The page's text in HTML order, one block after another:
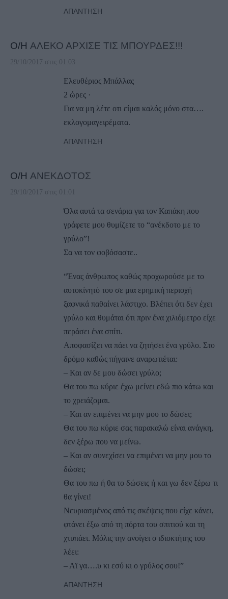
ΑΠΆΝΤΗΣΗ
Ο/Η ΑΛΕΚΟ ΑΡΧΙΣΕ ΤΙΣ ΜΠΟΥΡΔΕΣ!!!
29/10/2017 στις 01:03
Ελευθέριος Μπάλλας
2 ώρες ·
Για να μη λέτε οτι είμαι καλός μόνο στα….
εκλογομαγειρέματα.
ΑΠΆΝΤΗΣΗ
Ο/Η ΑΝΕΚΔΟΤΟΣ
29/10/2017 στις 01:01
Όλα αυτά τα σενάρια για τον Καπάκη που
γράφετε μου θυμίζετε το “ανέκδοτο με το
γρύλο”!
Σα να τον φοβόσαστε..
“Ένας άνθρωπος καθώς προχωρούσε με το
αυτοκίνητό του σε μια ερημική περιοχή
ξαφνικά παθαίνει λάστιχο. Βλέπει ότι δεν έχει
γρύλο και θυμάται ότι πριν ένα χιλιόμετρο είχε
περάσει ένα σπίτι.
Αποφασίζει να πάει να ζητήσει ένα γρύλο. Στο
δρόμο καθώς πήγαινε αναρωτιέται:
– Και αν δε μου δώσει γρύλο;
Θα του πω κύριε έχω μείνει εδώ πιο κάτω και
το χρειάζομαι.
– Και αν επιμένει να μην μου το δώσει;
Θα του πω κύριε σας παρακαλώ είναι ανάγκη,
δεν ξέρω που να μείνω.
– Και αν συνεχίσει να επιμένει να μην μου το
δώσει;
Θα του πω ή θα το δώσεις ή και γω δεν ξέρω τι
θα γίνει!
Νευριασμένος από τις σκέψεις που είχε κάνει,
φτάνει έξω από τη πόρτα του σπιτιού και τη
χτυπάει. Μόλις την ανοίγει ο ιδιοκτήτης του
λέει:
– Αϊ γα….υ κι εσύ κι ο γρύλος σου!”
ΑΠΆΝΤΗΣΗ